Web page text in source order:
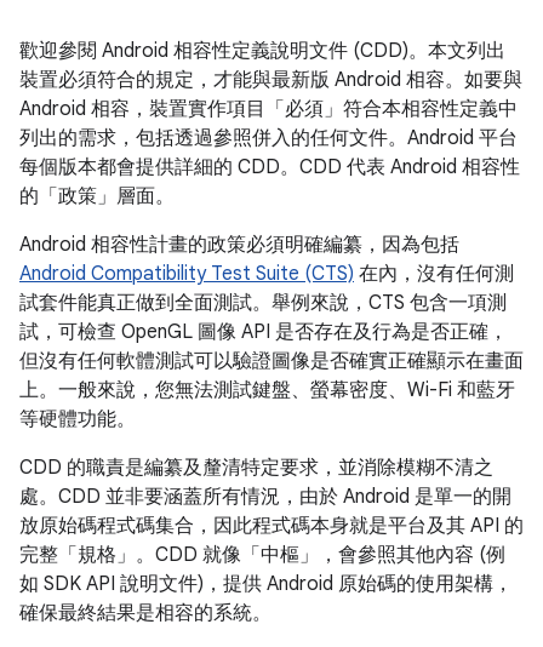
歡迎參閱 Android 相容性定義說明文件 (CDD)。本文列出
裝置必須符合的規定，才能與最新版 Android 相容。如要與
Android 相容，裝置實作項目「必須」符合本相容性定義中
列出的需求，包括透過參照併入的任何文件。Android 平台
每個版本都會提供詳細的 CDD。CDD 代表 Android 相容性
的「政策」層面。
Android 相容性計畫的政策必須明確編纂，因為包括
Android Compatibility Test Suite (CTS) 在內，沒有任何測
試套件能真正做到全面測試。舉例來說，CTS 包含一項測
試，可檢查 OpenGL 圖像 API 是否存在及行為是否正確，
但沒有任何軟體測試可以驗證圖像是否確實正確顯示在畫面
上。一般來說，您無法測試鍵盤、螢幕密度、Wi-Fi 和藍牙
等硬體功能。
CDD 的職責是編纂及釐清特定要求，並消除模糊不清之
處。CDD 並非要涵蓋所有情況，由於 Android 是單一的開
放原始碼程式碼集合，因此程式碼本身就是平台及其 API 的
完整「規格」。CDD 就像「中樞」，會參照其他內容 (例
如 SDK API 說明文件)，提供 Android 原始碼的使用架構，
確保最終結果是相容的系統。